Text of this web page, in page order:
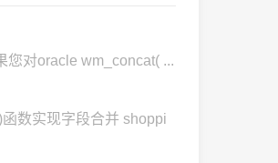
对oracle wm_concat( ...
数实现字段合并 shoppi